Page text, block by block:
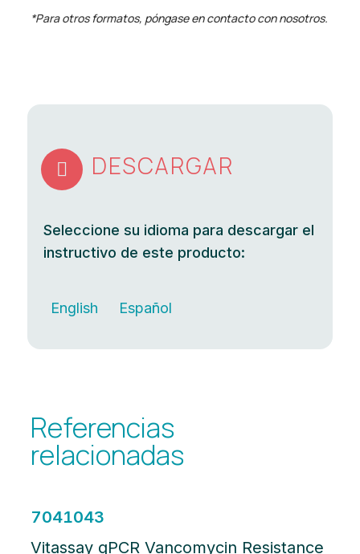
*Para otros formatos, póngase en contacto con nosotros.
 DESCARGAR
Seleccione su idioma para descargar el
instructivo de este producto:
English Español
Referencias
relacionadas
7041043
Vitassay qPCR Vancomycin Resistance